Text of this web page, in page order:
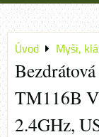
Úvod Myši,
TM116B
2.4GHz,